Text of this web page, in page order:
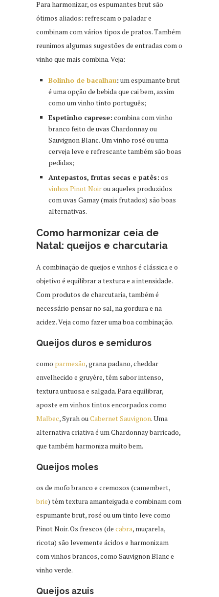
Para harmonizar, os espumantes brut são
ótimos aliados: refrescam o paladar e
combinam com vários tipos de pratos. Também
reunimos algumas sugestões de entradas com o
vinho que mais combina. Veja:
Bolinho de bacalhau: um espumante brut
é uma opção de bebida que cai bem, assim
como um vinho tinto português;
Espetinho caprese: combina com vinho
branco feito de uvas Chardonnay ou
Sauvignon Blanc. Um vinho rosé ou uma
cerveja leve e refrescante também são boas
pedidas;
Antepastos, frutas secas e patês: os
vinhos Pinot Noirou aqueles produzidos
com uvas Gamay (mais frutados) são boas
alternativas.
Como harmonizar ceia de
Natal: queijos e charcutaria
A combinação de queijos e vinhos é clássica e o
objetivo é equilibrar a textura e a intensidade.
Com produtos de charcutaria, também é
necessário pensar no sal, na gordura e na
acidez. Veja como fazer uma boa combinação.
Queijos duros e semiduros
como parmesão, grana padano, cheddar
envelhecido e gruyère, têm sabor intenso,
textura untuosa e salgada. Para equilibrar,
aposte em vinhos tintos encorpados como
Malbec, Syrah ouCabernet Sauvignon. Uma
alternativa criativa é um Chardonnay barricado,
que também harmoniza muito bem.
Queijos moles
os de mofo branco e cremosos (camembert,
brie) têm textura amanteigada e combinam com
espumante brut, rosé ou um tinto leve como
Pinot Noir. Os frescos (de cabra, muçarela,
ricota) são levemente ácidos e harmonizam
com vinhos brancos, como Sauvignon Blanc e
vinho verde.
Queijos azuis